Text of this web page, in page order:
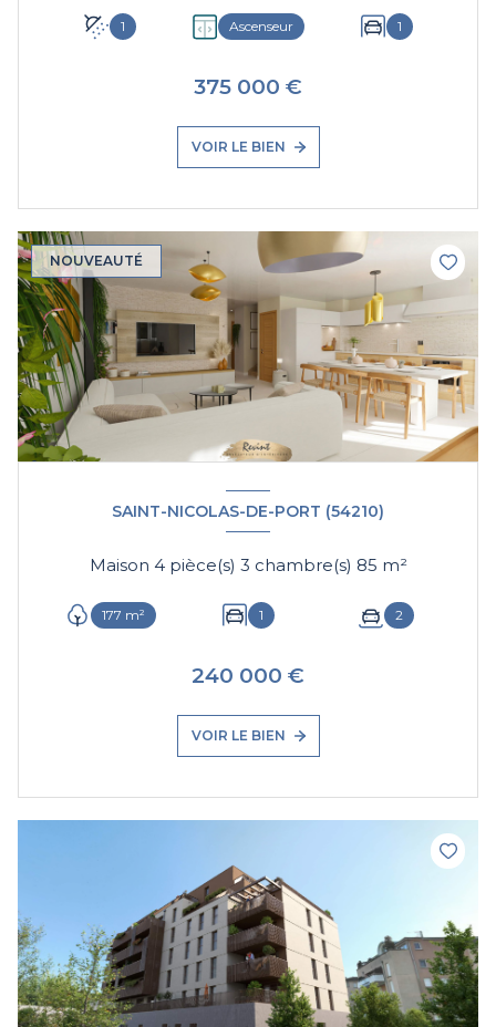
1 Ascenseur 1
375 000 €
VOIR LE BIEN
NOUVEAUTÉ
SAINT-NICOLAS-DE-PORT (54210)
Maison 4 pièce(s) 3 chambre(s) 85 m²
177 m² 1 2
240 000 €
VOIR LE BIEN